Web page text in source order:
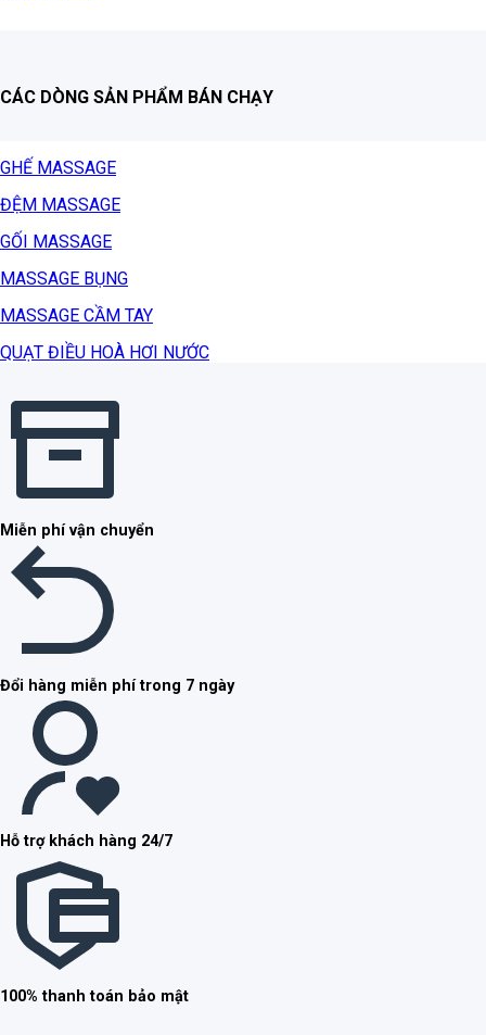
CÁC DÒNG SẢN PHẨM BÁN CHẠY
GHẾ MASSAGE
ĐỆM MASSAGE
GỐI MASSAGE
MASSAGE BỤNG
MASSAGE CẦM TAY
QUẠT ĐIỀU HOÀ HƠI NƯỚC
Miễn phí vận chuyển
Đổi hàng miễn phí trong 7 ngày
Hỗ trợ khách hàng 24/7
100% thanh toán bảo mật